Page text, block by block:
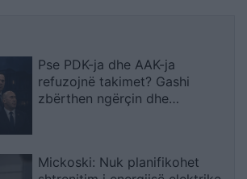
Pse PDK-ja dhe AAK-ja
refuzojnë takimet? Gashi
zbërthen ngërçin dhe
Mickoski: Nuk planifikohet